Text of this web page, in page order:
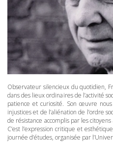
Observateur silencieux du quotidien,
dans des lieux ordinaires de l’activité
patience et curiosité. Son œuvre
injustices et de l’aliénation de l’ordre
de résistance accomplis par les
C’est l’expression critique et
journée d’études, organisée par